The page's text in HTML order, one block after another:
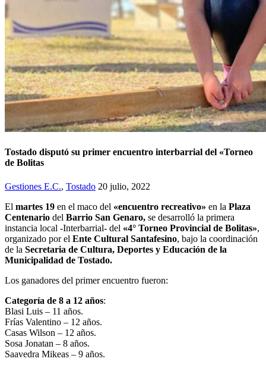
Tostado disputó su primer encuentro interbarrial del «Torneo
de Bolitas
Gestiones E.C., Tostado 20 julio, 2022
El martes 19 en el maco del «encuentro recreativo» en la Plaza
Centenario del Barrio San Genaro, se desarrolló la primera
instancia local -Interbarrial- del «4° Torneo Provincial de Bolitas»,
organizado por el Ente Cultural Santafesino, bajo la coordinación
de la Secretaria de Cultura, Deportes y Educación de la
Municipalidad de Tostado.
Los ganadores del primer encuentro fueron:
Categoría de 8 a 12 años:
Blasi Luis – 11 años.
Frías Valentino – 12 años.
Casas Wilson – 12 años.
Sosa Jonatan – 8 años.
Saavedra Mikeas – 9 años.